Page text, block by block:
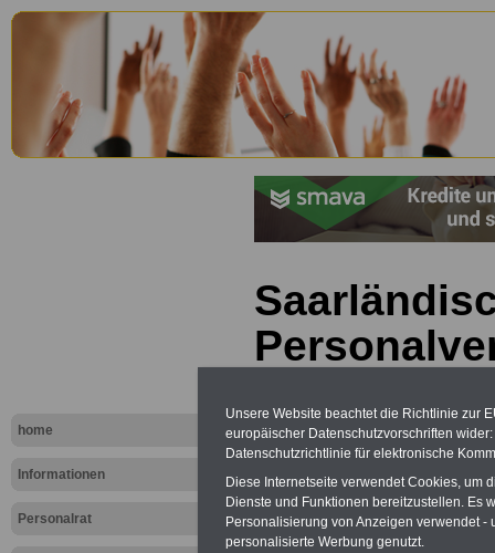
home
Informationen
Personalrat
Unsere Website beachtet die Richtlinie zur
europäischer Datenschutzvorschriften
Datenschutzrichtlinie für elektronische
Diese Internetseite verwendet Cookies, um
Dienste und Funktionen bereitzustellen. Es
Personalisierung von Anzeigen verwendet
personalisierte Werbung genutzt.